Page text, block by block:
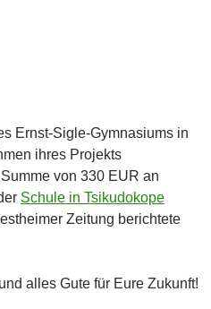
Ernst-Sigle-Gymnasiums in
ihres Projekts
von 330 EUR an
Schule in Tsikudokope
Zeitung berichtete
alles Gute für Eure Zukunft!